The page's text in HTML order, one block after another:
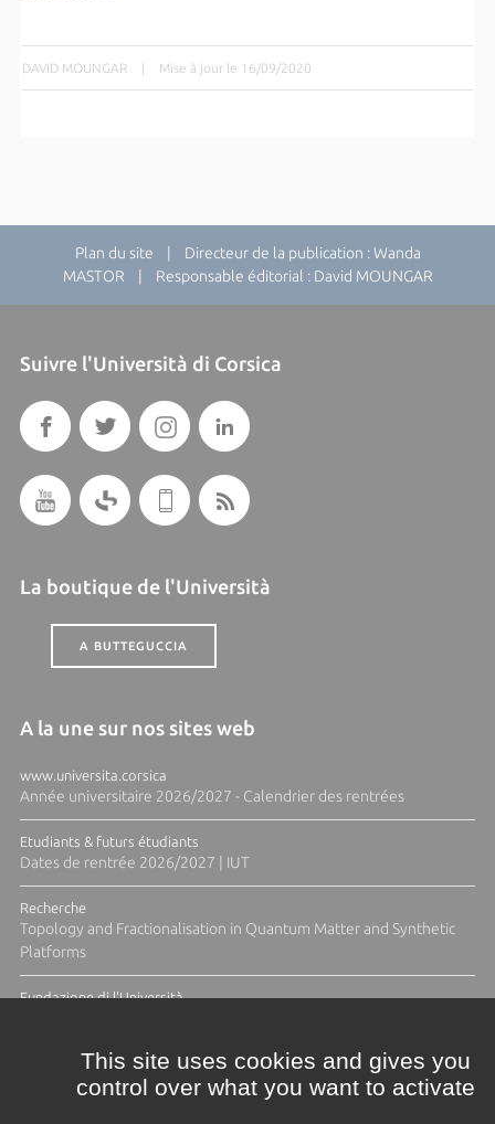
DAVID MOUNGAR | Mise à jour le 16/09/2020
Plan du site | Directeur de la publication : Wanda
MASTOR | Responsable éditorial : David MOUNGAR
Suivre l'Università di Corsica
La boutique de l'Università
A BUTTEGUCCIA
A la une sur nos sites web
www.universita.corsica
Année universitaire 2026/2027 - Calendrier des rentrées
Etudiants & futurs étudiants
Dates de rentrée 2026/2027 | IUT
Recherche
Topology and Fractionalisation in Quantum Matter and Synthetic
Platforms
Fundazione di l'Università
This site uses cookies and gives you
control over what you want to activate